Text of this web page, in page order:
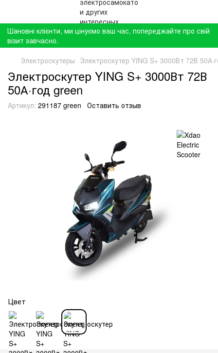
Шановні клієнти, ми цінуємо ваш час, попереджайте про свій
візит завчасно.
Электроскутеры Электроскутер YING S+ 3000Вт 72В
Электроскутер YING S+ 3000Вт 72В
50А·год green
Артикул: 291187 green Оставить отзыв
Цвет